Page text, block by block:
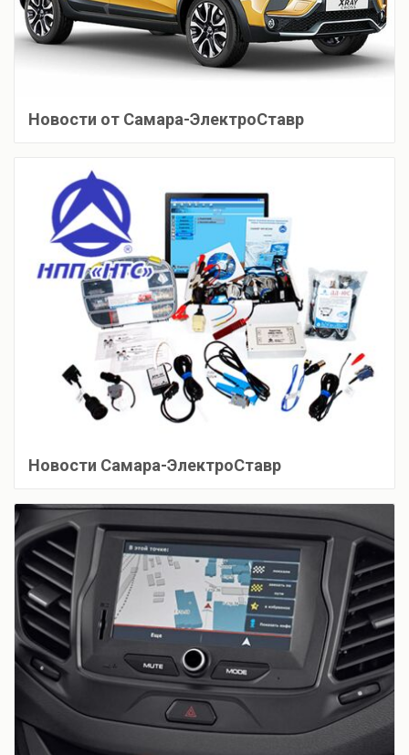
Новости от Самара-ЭлектроСтавр
Новости Самара-ЭлектроСтавр